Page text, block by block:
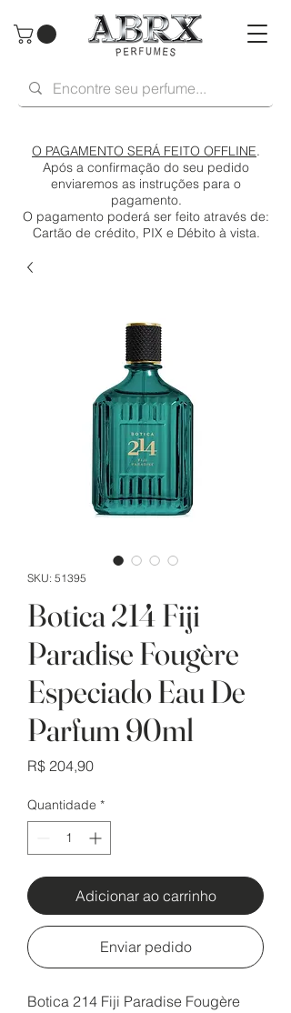
O PAGAMENTO SERÁ FEITO OFFLINE.
Após a confirmação do seu pedido
enviaremos as instruções para o
pagamento.
O pagamento poderá ser feito através de:
Cartão de crédito, PIX e Débito à vista.
SKU: 51395
Botica 214 Fiji
Paradise Fougère
Especiado Eau De
Parfum 90ml
R$ 204,90Preço
Quantidade *
Adicionar ao carrinho
Enviar pedido
Botica 214 Fiji Paradise Fougère